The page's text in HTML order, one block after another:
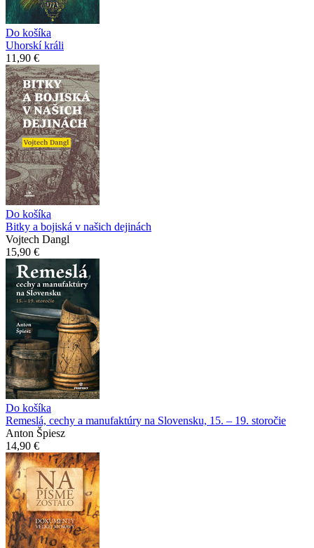
Do košíka
Uhorskí králi
11,90 €
Do košíka
Bitky a bojiská v našich dejinách
Vojtech Dangl
15,90 €
Do košíka
Remeslá, cechy a manufaktúry na Slovensku, 15. – 19. storočie
Anton Špiesz
14,90 €